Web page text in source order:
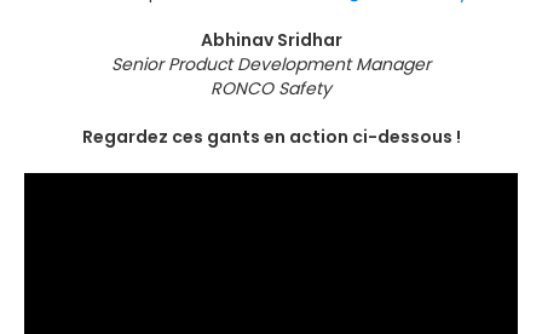
Abhinav Sridhar
Senior Product Development Manager
RONCO Safety
Regardez ces gants en action ci-dessous !